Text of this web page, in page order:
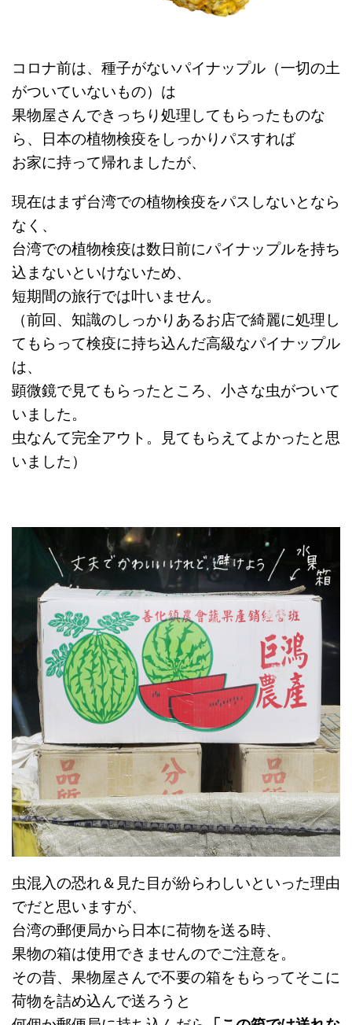
コロナ前は、種子がないパイナップル（一切の土
がついていないもの）は
果物屋さんできっちり処理してもらったものな
ら、日本の植物検疫をしっかりパスすれば
お家に持って帰れましたが、
現在はまず台湾での植物検疫をパスしないとなら
なく、
台湾での植物検疫は数日前にパイナップルを持ち
込まないといけないため、
短期間の旅行では叶いません。
（前回、知識のしっかりあるお店で綺麗に処理し
てもらって検疫に持ち込んだ高級なパイナップル
は、
顕微鏡で見てもらったところ、小さな虫がついて
いました。
虫なんて完全アウト。見てもらえてよかったと思
いました）
虫混入の恐れ＆見た目が紛らわしいといった理由
でだと思いますが、
台湾の郵便局から日本に荷物を送る時、
果物の箱は使用できませんのでご注意を。
その昔、果物屋さんで不要の箱をもらってそこに
荷物を詰め込んで送ろうと